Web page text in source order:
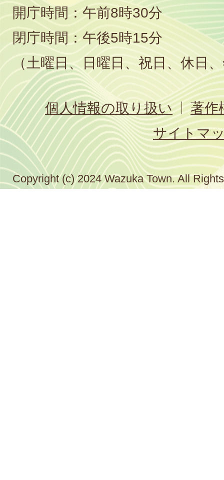
開庁時間：午前8時30分
閉庁時間：午後5時15分
（土曜日、日曜日、祝日、休日
個人情報の取り扱い
著作
サイトマ
Copyright (c) 2024 Wazuka Town. All